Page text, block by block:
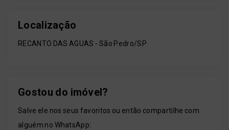
Localização
RECANTO DAS AGUAS - São Pedro/SP
Gostou do imóvel?
Salve ele nos seus favoritos ou então compartilhe com
alguém no WhatsApp: